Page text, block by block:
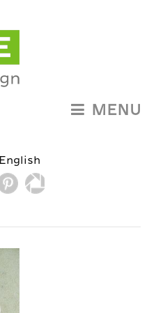
English
MENU